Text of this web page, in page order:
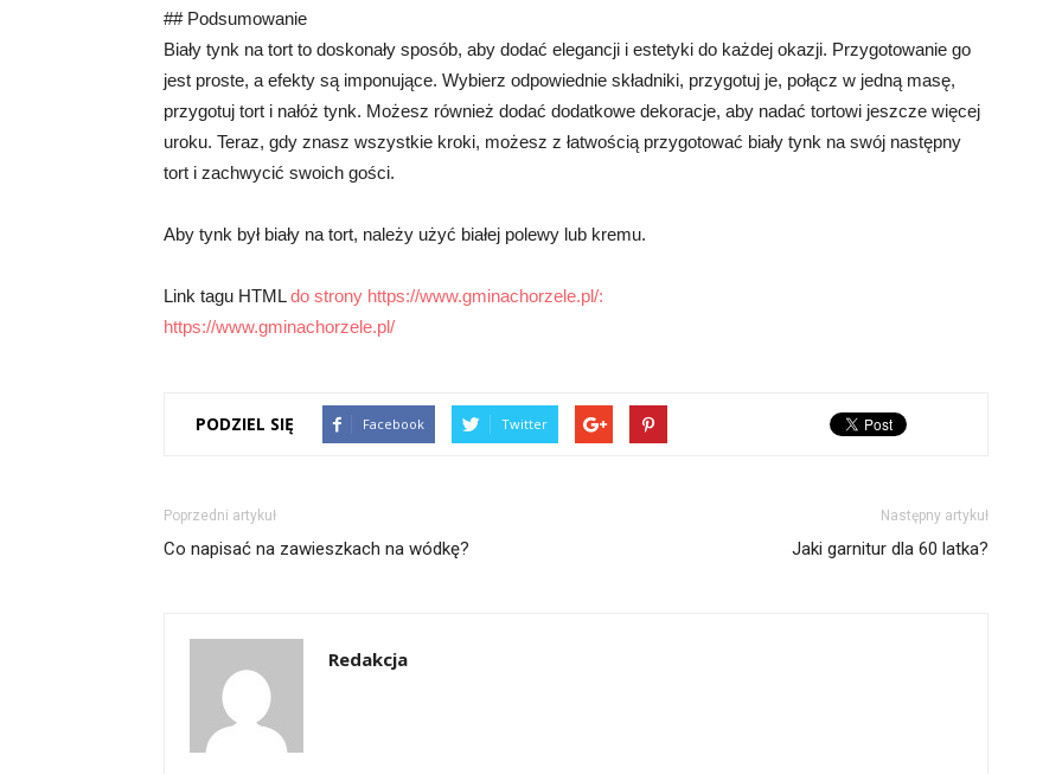
## Podsumowanie
Biały tynk na tort to doskonały sposób, aby dodać elegancji i estetyki do każdej okazji. Przygotowanie go
jest proste, a efekty są imponujące. Wybierz odpowiednie składniki, przygotuj je, połącz w jedną masę,
przygotuj tort i nałóż tynk. Możesz również dodać dodatkowe dekoracje, aby nadać tortowi jeszcze więcej
uroku. Teraz, gdy znasz wszystkie kroki, możesz z łatwością przygotować biały tynk na swój następny
tort i zachwycić swoich gości.
Aby tynk był biały na tort, należy użyć białej polewy lub kremu.
Link tagu HTMLdo strony https://www.gminachorzele.pl/:
https://www.gminachorzele.pl/
PODZIEL SIĘ Facebook Twitter
Poprzedni artykuł
Co napisać na zawieszkach na wódkę?
Następny artykuł
Jaki garnitur dla 60 latka?
Redakcja